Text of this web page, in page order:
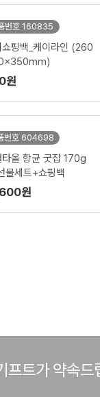
번호 160835
쇼핑백_케이라인 (260
원
번호 604698
타올 항균 굿잡 170g
물세트+쇼핑백
원
프트가 약속드